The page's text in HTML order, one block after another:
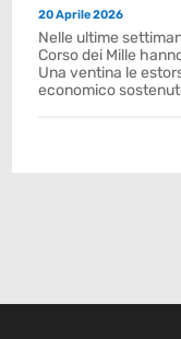
20 Aprile 2026
Nelle ultime
Corso dei Mille
Una ventina le
economico